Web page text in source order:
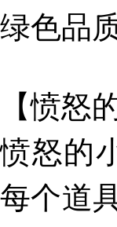
绿色品
【愤怒
愤怒的
每个道